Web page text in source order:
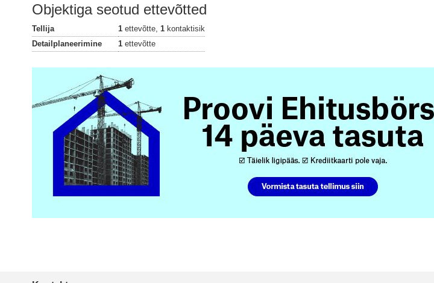
Objektiga seotud ettevõtted
Tellija 1 ettevõtte, 1 kontaktisik
Detailplaneerimine
1 ettevõtte